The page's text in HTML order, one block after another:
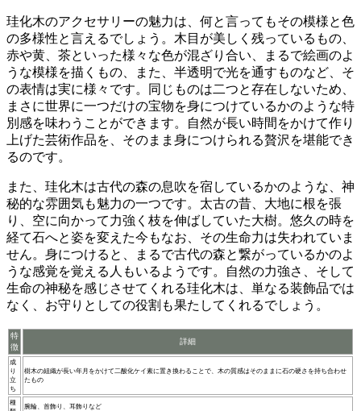
珪化木のアクセサリーの魅力は、 何と言ってもその模様と色
の多様性と言えるでしょう。木目が美しく残っているもの、
赤や黄、茶といった様々な色が混ざり合い、まるで絵画のよ
うな模様を描くもの、また、半透明で光を通すものなど、そ
の表情は実に様々です。同じものは二つと存在しないため、
まさに世界に一つだけの宝物を身につけているかのような特
別感を味わうことができます。自然が長い時間をかけて作り
上げた芸術作品を、そのまま身につけられる贅沢を堪能でき
るのです。
また、珪化木は古代の森の息吹を宿しているかのような、神
秘的な雰囲気も魅力の一つです。太古の昔、大地に根を張
り、空に向かって力強く枝を伸ばしていた大樹。悠久の時を
経て石へと姿を変えた今もなお、その生命力は失われていま
せん。身につけると、
まるで古代の森と繋がっているかのよ
うな感覚を覚える人もいるようです。自然の力強さ、そして
生命の神秘を感じさせてくれる珪化木は、単なる装飾品では
なく、お守りとしての役割も果たしてくれるでしょう。
特
徴
詳細
成
り
立
ち
樹木の組織が長い年月をかけて二酸化ケイ素に置き換わることで、木の質感はそのままに石の硬さを持ち合わせ
たもの
種
腕輪、首飾り、耳飾りなど